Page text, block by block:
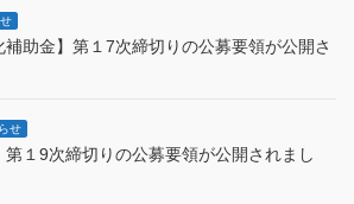
補助金】第１7次締切りの公募要領が公開さ
せ
第１9次締切りの公募要領が公開されまし